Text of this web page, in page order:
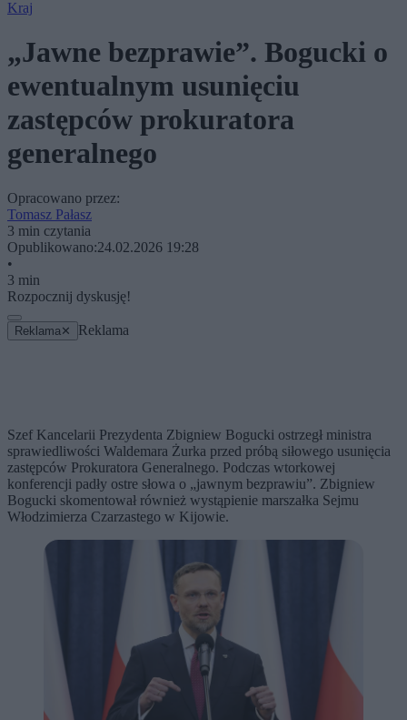
Kraj
„Jawne bezprawie”. Bogucki o
ewentualnym usunięciu
zastępców prokuratora
generalnego
Opracowano przez:
Tomasz Pałasz
3 min czytania
Opublikowano:24.02.2026 19:28
•
3 min
Rozpocznij dyskusję!
Reklama ✕ Reklama
Szef Kancelarii Prezydenta Zbigniew Bogucki ostrzegł ministra
sprawiedliwości Waldemara Żurka przed próbą siłowego usunięcia
zastępców Prokuratora Generalnego. Podczas wtorkowej
konferencji padły ostre słowa o „jawnym bezprawiu”. Zbigniew
Bogucki skomentował również wystąpienie marszałka Sejmu
Włodzimierza Czarzastego w Kijowie.